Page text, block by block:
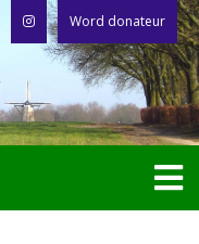
Word donateur